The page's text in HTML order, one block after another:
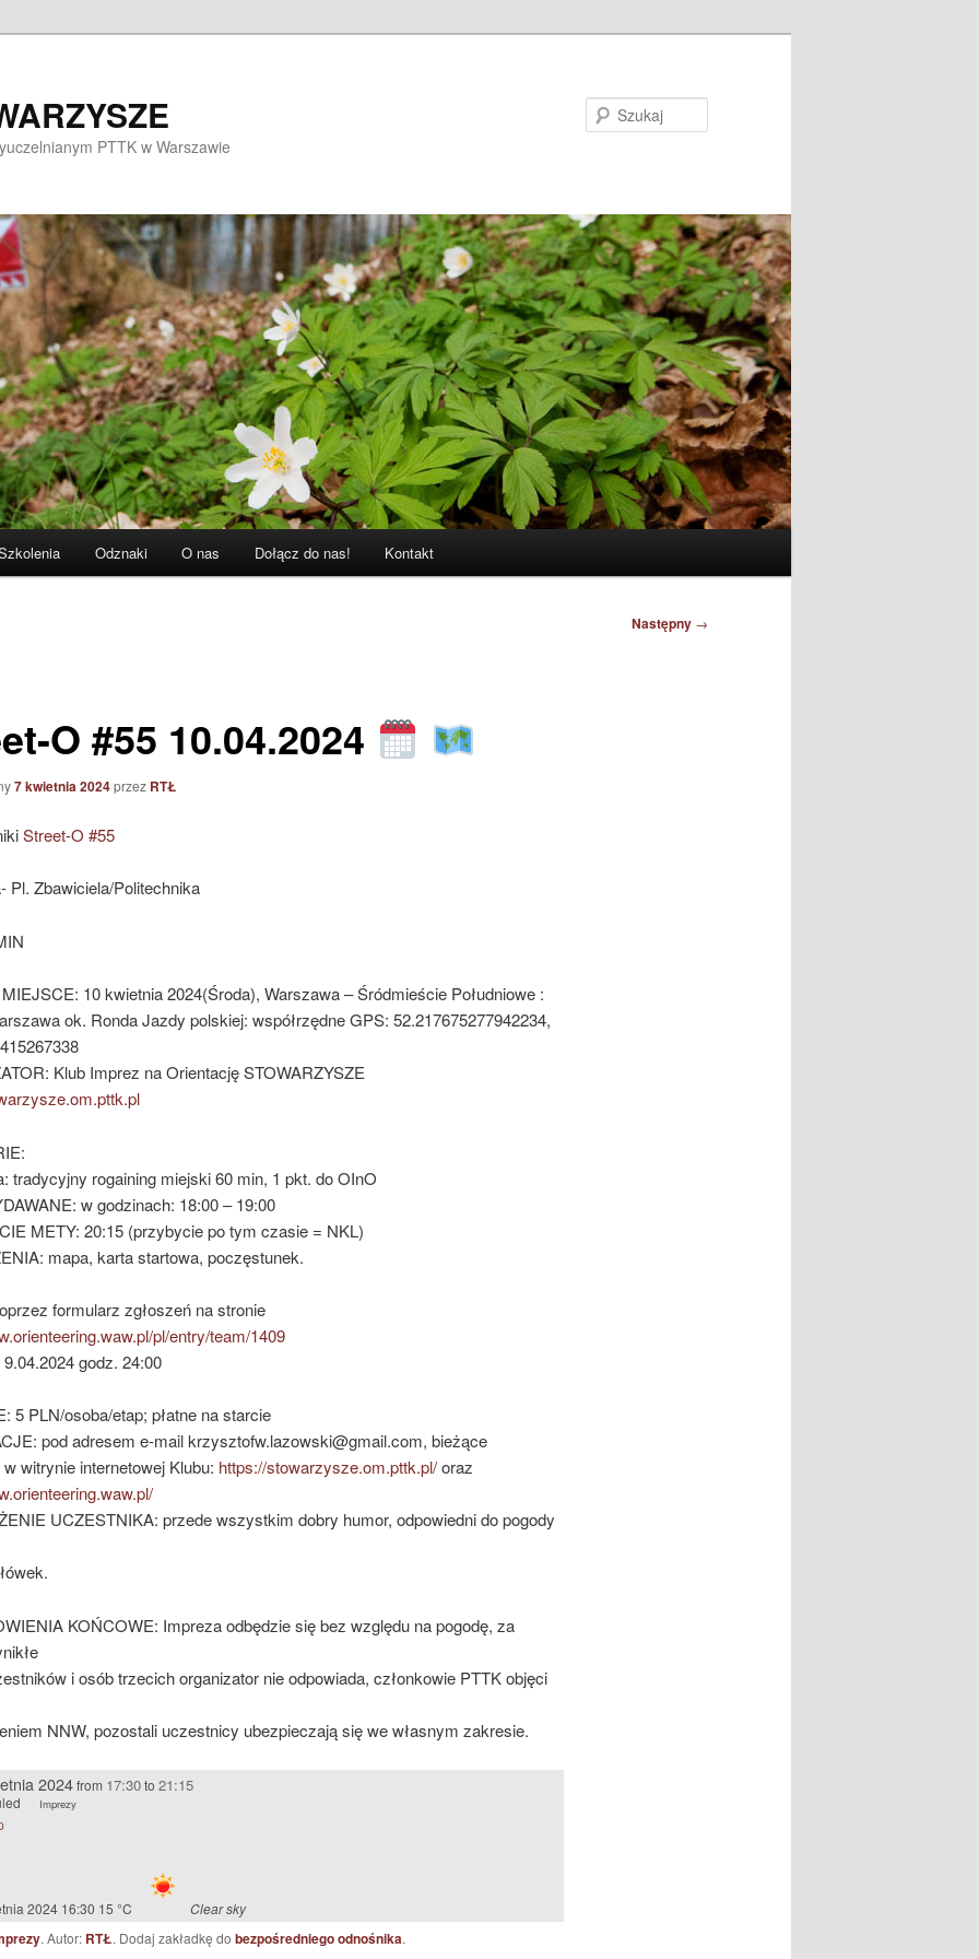
PTTK w Warszawie
Odznaki O nas Dołącz do nas! Kontakt
Następny →
O #55 10.04.2024
7 kwietnia 2024przez RTŁ
Street-O #55
Pl. Zbawiciela/Politechnika
10 kwietnia 2024(Środa), Warszawa – Śródmieście Południowe :
ok. Ronda Jazdy polskiej: współrzędne GPS: 52.217675277942234,
Klub Imprez na Orientację STOWARZYSZE
tradycyjny rogaining miejski 60 min, 1 pkt. do OInO
w godzinach: 18:00 – 19:00
METY: 20:15 (przybycie po tym czasie = NKL)
mapa, karta startowa, poczęstunek.
formularz zgłoszeń na stronie
pl/entry/team/1409
godz. 24:00
5 PLN/osoba/etap; płatne na starcie
pod adresem e-mail krzysztofw.lazowski@gmail.com, bieżące
witrynie internetowej Klubu: https://stowarzysze.om.pttk.pl/oraz
UCZESTNIKA: przede wszystkim dobry humor, odpowiedni do pogody
KOŃCOWE: Impreza odbędzie się bez względu na pogodę, za
i osób trzecich organizator nie odpowiada, członkowie PTTK objęci
NNW, pozostali uczestnicy ubezpieczają się we własnym zakresie.
2024from 17:30to 21:15
Imprezy
2024 16:30 15 °C
Clear sky
. Autor: RTŁ. Dodaj zakładkę do bezpośredniego odnośnika.